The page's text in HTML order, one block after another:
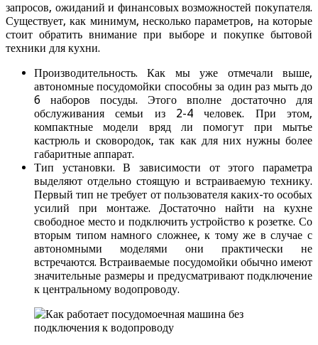
запросов, ожиданий и финансовых возможностей покупателя.
Существует, как минимум, несколько параметров, на которые
стоит обратить внимание при выборе и покупке бытовой
техники для кухни.
Производительность. Как мы уже отмечали выше,
автономные посудомойки способны за один раз мыть до
6 наборов посуды. Этого вполне достаточно для
обслуживания семьи из 2-4 человек. При этом,
компактные модели вряд ли помогут при мытье
кастрюль и сковородок, так как для них нужны более
габаритные аппарат.
Тип установки. В зависимости от этого параметра
выделяют отдельно стоящую и встраиваемую технику.
Первый тип не требует от пользователя каких-то особых
усилий при монтаже. Достаточно найти на кухне
свободное место и подключить устройство к розетке. Со
вторым типом намного сложнее, к тому же в случае с
автономными моделями они практически не
встречаются. Встраиваемые посудомойки обычно имеют
значительные размеры и предусматривают подключение
к центральному водопроводу.